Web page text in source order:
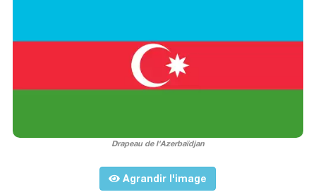
Drapeau de l'Azerbaïdjan
Agrandir l'image